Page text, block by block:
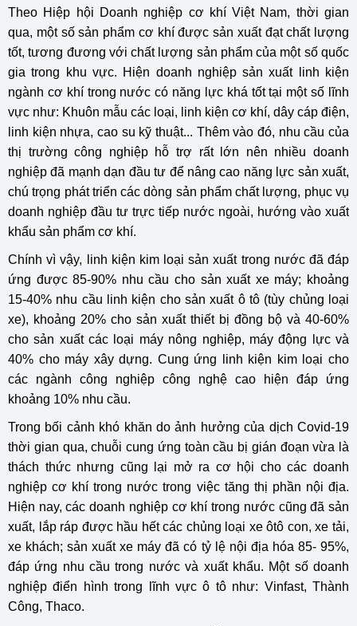
Theo Hiệp hội Doanh nghiệp cơ khí Việt Nam, thời gian
qua, một số sản phẩm cơ khí được sản xuất đạt chất lượng
tốt, tương đương với chất lượng sản phẩm của một số quốc
gia trong khu vực. Hiện doanh nghiệp sản xuất linh kiện
ngành cơ khí trong nước có năng lực khá tốt tại một số lĩnh
vực như: Khuôn mẫu các loại, linh kiện cơ khí, dây cáp điện,
linh kiện nhựa, cao su kỹ thuật... Thêm vào đó, nhu cầu của
thị trường công nghiệp hỗ trợ rất lớn nên nhiều doanh
nghiệp đã mạnh dạn đầu tư để nâng cao năng lực sản xuất,
chú trọng phát triển các dòng sản phẩm chất lượng, phục vụ
doanh nghiệp đầu tư trực tiếp nước ngoài, hướng vào xuất
khẩu sản phẩm cơ khí.
Chính vì vậy, linh kiện kim loại sản xuất trong nước đã đáp
ứng được 85-90% nhu cầu cho sản xuất xe máy; khoảng
15-40% nhu cầu linh kiện cho sản xuất ô tô (tùy chủng loại
xe), khoảng 20% cho sản xuất thiết bị đồng bộ và 40-60%
cho sản xuất các loại máy nông nghiệp, máy động lực và
40% cho máy xây dựng. Cung ứng linh kiện kim loại cho
các ngành công nghiệp công nghệ cao hiện đáp ứng
khoảng 10% nhu cầu.
Trong bối cảnh khó khăn do ảnh hưởng của dịch Covid-19
thời gian qua, chuỗi cung ứng toàn cầu bị gián đoạn vừa là
thách thức nhưng cũng lại mở ra cơ hội cho các doanh
nghiệp cơ khí trong nước trong việc tăng thị phần nội địa.
Hiện nay, các doanh nghiệp cơ khí trong nước cũng đã sản
xuất, lắp ráp được hầu hết các chủng loại xe ôtô con, xe tải,
xe khách; sản xuất xe máy đã có tỷ lệ nội địa hóa 85- 95%,
đáp ứng nhu cầu trong nước và xuất khẩu. Một số doanh
nghiệp điển hình trong lĩnh vực ô tô như: Vinfast, Thành
Công, Thaco.